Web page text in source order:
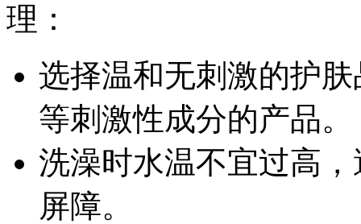
理：
选择温和无刺激的护
等刺激性成分的产品。
洗澡时水温不宜过高
屏障。